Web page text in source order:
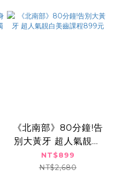
《北南部》80分鐘!告
別大黃牙 超人氣靚白
美齒課程899元
NT$899
NT$2,680